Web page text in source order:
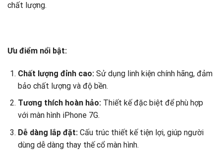
chất lượng.
Ưu điểm nổi bật:
Chất lượng đỉnh cao:Sử dụng linh kiện chính hãng, đảm
bảo chất lượng và độ bền.
Tương thích hoàn hảo:Thiết kế đặc biệt để phù hợp
với màn hình iPhone 7G.
Dễ dàng lắp đặt:Cấu trúc thiết kế tiện lợi, giúp người
dùng dễ dàng thay thế cổ màn hình.